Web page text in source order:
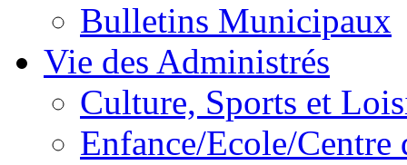
Bulletins Municipaux
Vie des Administrés
Culture, Sports et
Enfance/Ecole/Centre